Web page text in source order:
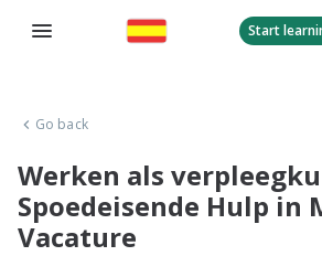
Start
Go back
Werken als
Spoedeisende Hulp in
Vacature